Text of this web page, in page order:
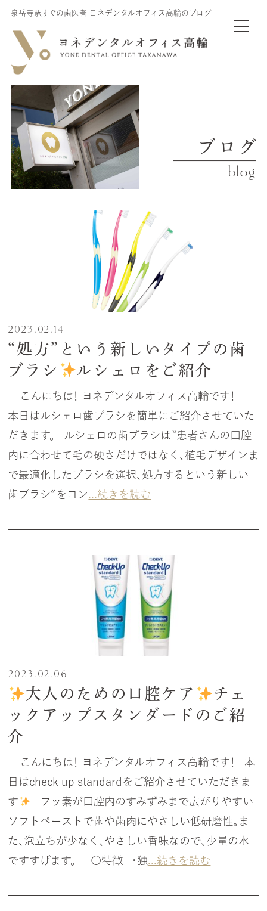
泉岳寺駅すぐの歯医者 ヨネデンタルオフィス高輪のブログ
ブログ
blog
2023.02.14
“処方”という新しいタイプの歯
ブラシ
ルシェロをご紹介
こんにちは！ ヨネデンタルオフィス高輪です！
本日はルシェロ歯ブラシを簡単にご紹介させていた
だきます。 ルシェロの歯ブラシは〝患者さんの口腔
内に合わせて毛の硬さだけではなく、植毛デザインま
で最適化したブラシを選択、処方するという新しい
歯ブラシ″をコン
...続きを読む
2023.02.06
大人のための口腔ケア
チェ
ックアップスタンダードのご紹
介
こんにちは！ ヨネデンタルオフィス高輪です！ 本
日はcheck up standardをご紹介させていただきま
す
フッ素が口腔内のすみずみまで広がりやすい
ソフトペーストで歯や歯肉にやさしい低研磨性。ま
た、泡立ちが少なく、やさしい香味なので、少量の水
ですすげます。 〇特徴 ・独 ...続きを読む